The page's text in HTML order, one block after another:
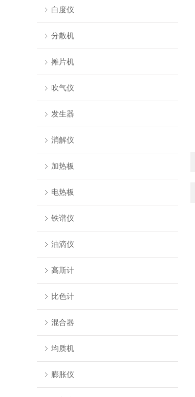
白度仪
分散机
摊片机
吹气仪
发生器
消解仪
加热板
电热板
铁谱仪
油滴仪
高斯计
比色计
混合器
均质机
膨胀仪